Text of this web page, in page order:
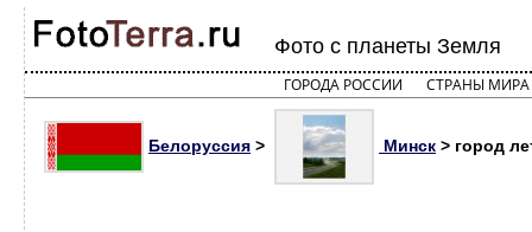
Фото с планеты Земля
ГОРОДА РОССИИ СТРАНЫ МИРА
Белоруссия > Минск > город